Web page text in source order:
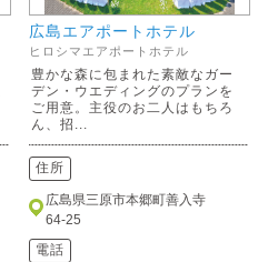
広島エアポートホテル
ヒロシマエアポートホテル
豊かな森に包まれた素敵なガー
デン・ウエディングのプランを
ご用意。主役のお二人はもちろ
ん、招...
住所
広島県三原市本郷町善入寺
64-25
電話